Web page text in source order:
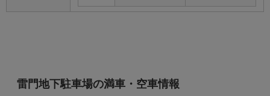
雷門地下駐車場の満車・空車情報